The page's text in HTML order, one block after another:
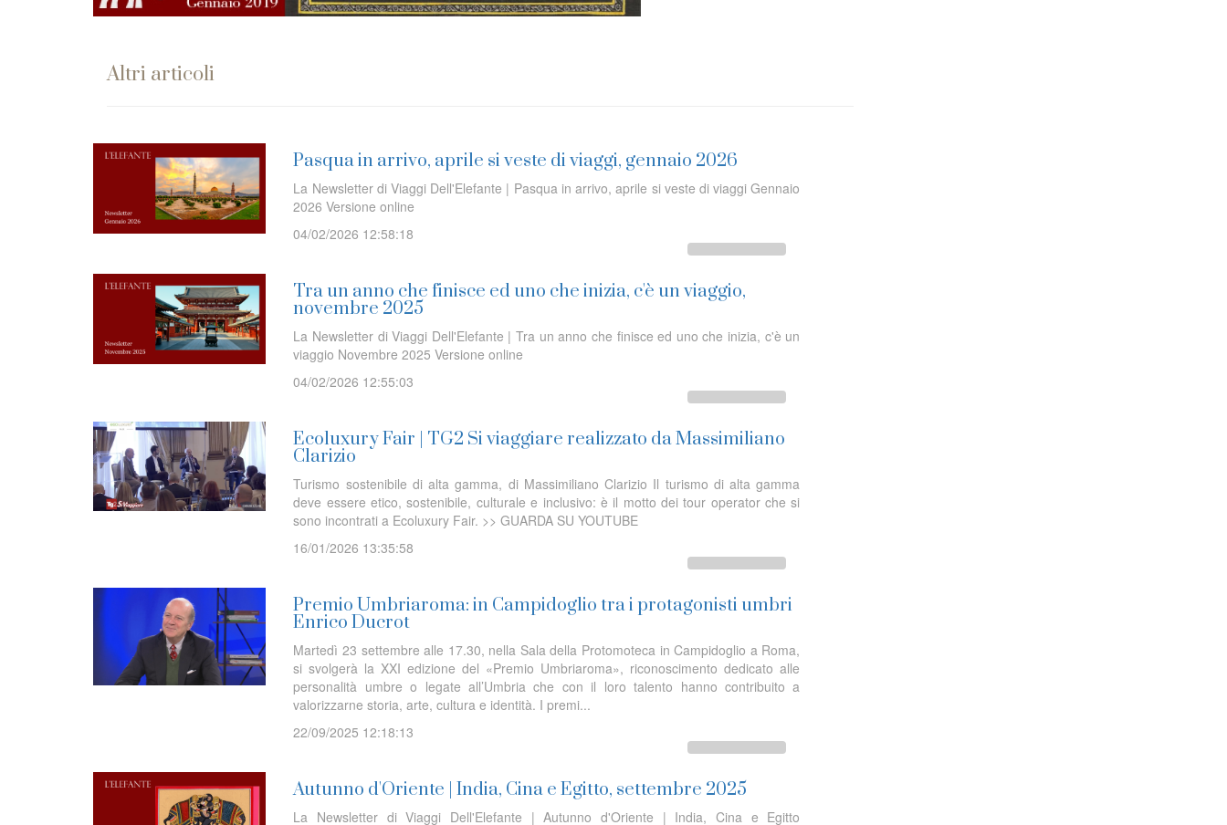
Altri articoli
Pasqua in arrivo, aprile si veste di viaggi, gennaio 2026
La Newsletter di Viaggi Dell'Elefante | Pasqua in arrivo, aprile si veste di viaggi Gennaio
2026 Versione online
04/02/2026 12:58:18
Tra un anno che finisce ed uno che inizia, c'è un viaggio,
novembre 2025
La Newsletter di Viaggi Dell'Elefante | Tra un anno che finisce ed uno che inizia, c'è un
viaggio Novembre 2025 Versione online
04/02/2026 12:55:03
Ecoluxury Fair | TG2 Si viaggiare realizzato da Massimiliano
Clarizio
Turismo sostenibile di alta gamma, di Massimiliano Clarizio Il turismo di alta gamma
deve essere etico, sostenibile, culturale e inclusivo: è il motto dei tour operator che si
sono incontrati a Ecoluxury Fair. >> GUARDA SU YOUTUBE
16/01/2026 13:35:58
Premio Umbriaroma: in Campidoglio tra i protagonisti umbri
Enrico Ducrot
Martedì 23 settembre alle 17.30, nella Sala della Protomoteca in Campidoglio a Roma,
si svolgerà la XXI edizione del «Premio Umbriaroma», riconoscimento dedicato alle
personalità umbre o legate all’Umbria che con il loro talento hanno contribuito a
valorizzarne storia, arte, cultura e identità. I premi...
22/09/2025 12:18:13
Autunno d'Oriente | India, Cina e Egitto, settembre 2025
La Newsletter di Viaggi Dell'Elefante | Autunno d'Oriente | India, Cina e Egitto